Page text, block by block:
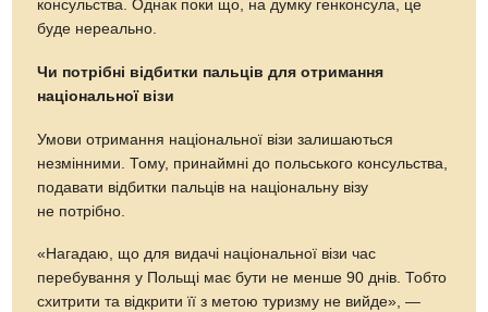
консульства. Однак поки що, на думку генконсула, це
буде нереально.
Чи потрібні відбитки пальців для отримання
національної візи
Умови отримання національної візи залишаються
незмінними. Тому, принаймні до польського консульства,
подавати відбитки пальців на національну візу
не потрібно.
«Нагадаю, що для видачі національної візи час
перебування у Польщі має бути не менше 90 днів. Тобто
схитрити та відкрити її з метою туризму не вийде», —